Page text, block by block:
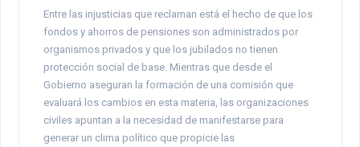
Entre las injusticias que reclaman está el hecho de que los
fondos y ahorros de pensiones son administrados por
organismos privados y que los jubilados no tienen
protección social de base. Mientras que desde el
Gobierno aseguran la formación de una comisión que
evaluará los cambios en esta materia, las organizaciones
civiles apuntan a la necesidad de manifestarse para
generar un clima político que propicie las